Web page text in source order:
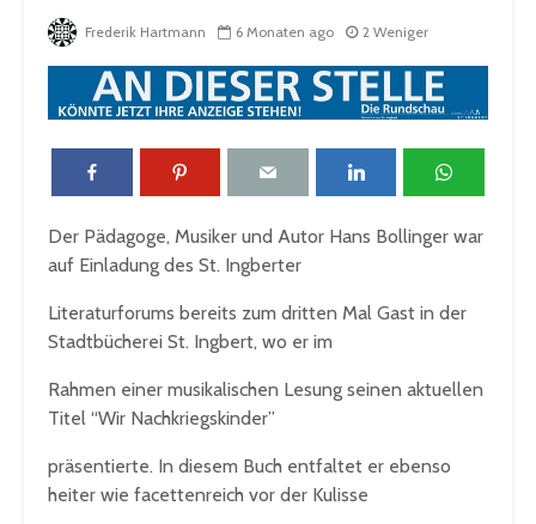
Frederik Hartmann 6 Monaten ago 2 Weniger
Der Pädagoge, Musiker und Autor Hans Bollinger war
auf Einladung des St. Ingberter
Literaturforums bereits zum dritten Mal Gast in der
Stadtbücherei St. Ingbert, wo er im
Rahmen einer musikalischen Lesung seinen aktuellen
Titel “Wir Nachkriegskinder”
präsentierte. In diesem Buch entfaltet er ebenso
heiter wie facettenreich vor der Kulisse